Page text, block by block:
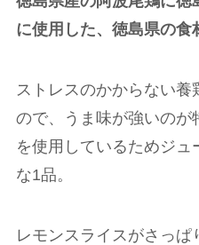
に使用した、徳島県の食
ストレスのかからない
ので、うま味が強いのが
を使用しているためジ
な1品。
レモンスライスがさっぱ